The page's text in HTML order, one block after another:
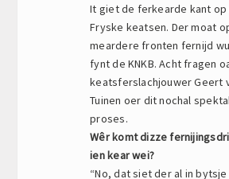
It giet de ferkearde kant op
Fryske keatsen. Der moat
meardere fronten fernijd
fynt de KNKB. Acht fragen
keatsferslachjouwer Geert
Tuinen oer dit nochal
proses.
Wêr komt dizze
ien kear wei?
“No, dat siet der al in